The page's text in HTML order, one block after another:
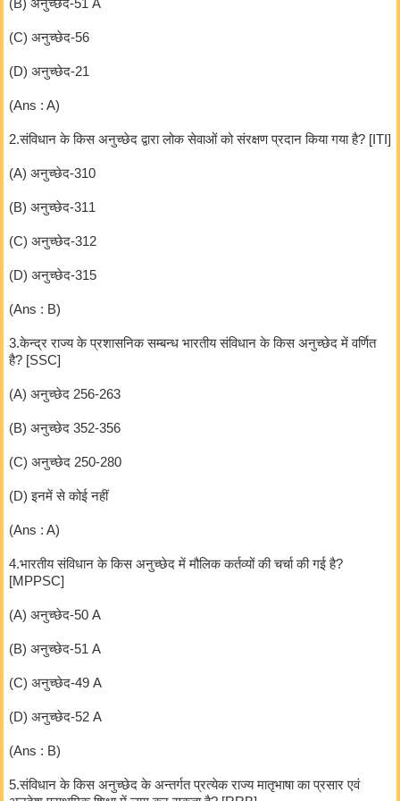
(B) अनुच्छेद-51 A
(C) अनुच्छेद-56
(D) अनुच्छेद-21
(Ans : A)
2.संविधान के किस अनुच्छेद द्वारा लोक सेवाओं को संरक्षण प्रदान किया गया है? [ITI]
(A) अनुच्छेद-310
(B) अनुच्छेद-311
(C) अनुच्छेद-312
(D) अनुच्छेद-315
(Ans : B)
3.केन्द्र राज्य के प्रशासनिक सम्बन्ध भारतीय संविधान के किस अनुच्छेद में वर्णित
है? [SSC]
(A) अनुच्छेद 256-263
(B) अनुच्छेद 352-356
(C) अनुच्छेद 250-280
(D) इनमें से कोई नहीं
(Ans : A)
4.भारतीय संविधान के किस अनुच्छेद में मौलिक कर्तव्यों की चर्चा की गई है?
[MPPSC]
(A) अनुच्छेद-50 A
(B) अनुच्छेद-51 A
(C) अनुच्छेद-49 A
(D) अनुच्छेद-52 A
(Ans : B)
5.संविधान के किस अनुच्छेद के अन्तर्गत प्रत्येक राज्य मातृभाषा का प्रसार एवं